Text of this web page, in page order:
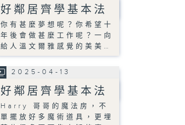
好鄰居齊學基本法
你有甚麼夢想呢？你希望十
年後會做甚麼工作呢？一向
給人溫文爾雅感覺的美美…
2025-04-13
好鄰居齊學基本法
Harry 哥哥的魔法房，不
單擺放好多魔術道具，更埋